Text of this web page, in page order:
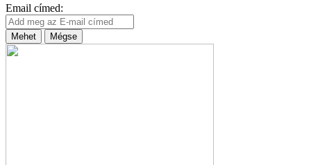
Email címed:
Mehet Mégse